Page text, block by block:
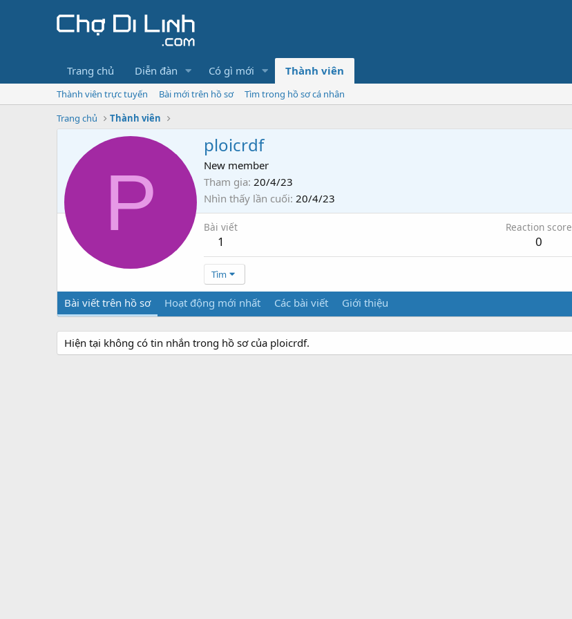
Trang chủ Diễn đàn Có gì mới Thành viên
Thành viên trực tuyến Bài mới trên hồ sơ
Tìm trong hồ sơ cá nhân
Trang chủ
Thành viên
P
ploicrdf
New member
Tham gia 20/4/23
Nhìn thấy lần cuối 20/4/23
Bài viết
1
Reaction score
0
Tìm
Bài viết trên hồ sơ Hoạt động mới nhất Các bài viết Giới thiệu
Hiện tại không có tin nhắn trong hồ sơ của ploicrdf.